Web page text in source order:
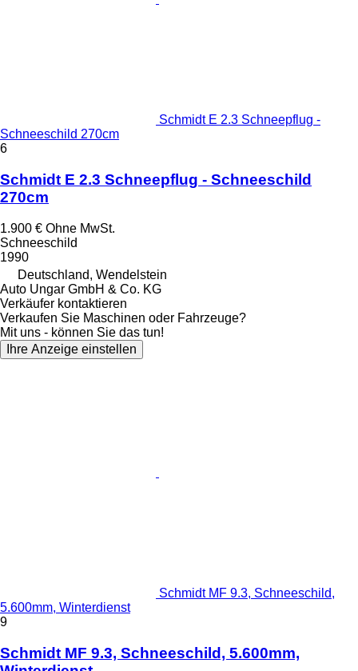
Schmidt E 2.3 Schneepflug -
Schneeschild 270cm
6
Schmidt E 2.3 Schneepflug - Schneeschild
270cm
1.900 € Ohne MwSt.
Schneeschild
1990
Deutschland, Wendelstein
Auto Ungar GmbH & Co. KG
Verkäufer kontaktieren
Verkaufen Sie Maschinen oder Fahrzeuge?
Mit uns - können Sie das tun!
Ihre Anzeige einstellen
Schmidt MF 9.3, Schneeschild,
5.600mm, Winterdienst
9
Schmidt MF 9.3, Schneeschild, 5.600mm,